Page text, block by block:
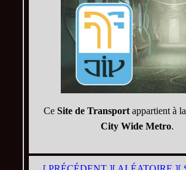
CeSite de Transport appartient à
City Wide Metro.